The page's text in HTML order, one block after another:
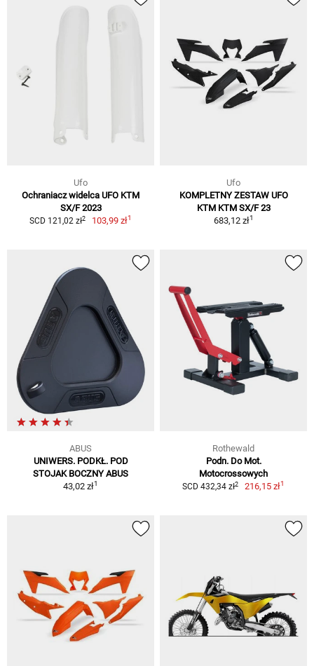
Ufo
Ochraniacz widelca UFO KTM
SX/F 2023
SCD 121,02 zł2 103,99 zł1
Ufo
KOMPLETNY ZESTAW UFO
KTM KTM SX/F 23
683,12 zł1
ABUS
UNIWERS. PODKŁ. POD
STOJAK BOCZNY ABUS
43,02 zł1
Rothewald
Podn. Do Mot.
Motocrossowych
SCD 432,34 zł2 216,15 zł1